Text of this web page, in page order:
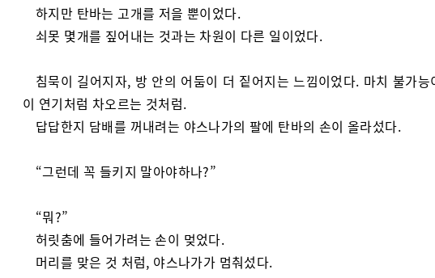
하지만 탄바는 고개를 저을 뿐이었다.
쇠못 몇개를 짚어내는 것과는 차원이 다른 일이었다.
침묵이 길어지자, 방 안의 어둠이 더 짙어지는 느낌이었다. 마치 불가능
이 연기처럼 차오르는 것처럼.
답답한지 담배를 꺼내려는 야스나가의 팔에 탄바의 손이 올라섰다.
“그런데 꼭 들키지 말아야하나?”
“뭐?”
허릿춤에 들어가려는 손이 멎었다.
머리를 맞은 것 처럼, 야스나가가 멈춰섰다.